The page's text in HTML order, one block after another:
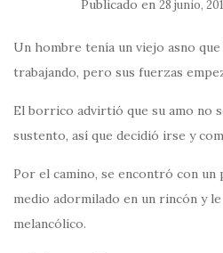
Publicado en 28 junio,
Un hombre tenía un viejo asno que
trabajando, pero sus fuerzas
El borrico advirtió que su amo no
sustento, así que decidió irse y
Por el camino, se encontró con un
medio adormilado en un rincón y
melancólico.